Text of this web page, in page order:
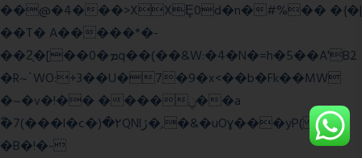
��@�4���>XXȨ0d�n�#%�� �{�|
��T� A�����*�-
��2͔�[��0�ܡq��(��&W:�4�N�=h�5��A'B2
�R~`WO:+3��U�7�9�x<��b�Fk��MW
�~�v�!�� ����ݧ��a
ّ�7(���l�c�)�۲QNlڙ�,�&�uOɣ���yP( z�D|
�B�!�-